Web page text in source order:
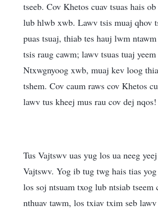
tseeb. Cov Khetos cuav tsuas hais
lub hlwb xwb. Lawv tsis muaj qhov
puas tsuaj, thiab tes hauj lwm
tsis raug cawm; lawv tsuas tuaj
Ntxwgnyoog xwb, muaj kev loog
tshem. Cov caum raws cov Khetos
lawv tus kheej mus rau cov dej nqos!
Tus Vajtswv uas yug los ua neeg
Vajtswv. Yog ib tug twg hais tias
los soj ntsuam txog lub ntsiab
nthuav tawm, los txiav txim seb